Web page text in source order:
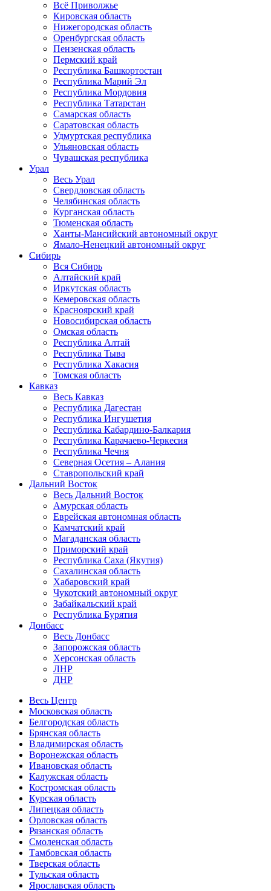
Всё Приволжье
Кировская область
Нижегородская область
Оренбургская область
Пензенская область
Пермский край
Республика Башкортостан
Республика Марий Эл
Республика Мордовия
Республика Татарстан
Самарская область
Саратовская область
Удмуртская республика
Ульяновская область
Чувашская республика
Урал
Весь Урал
Свердловская область
Челябинская область
Курганская область
Тюменская область
Ханты-Мансийский автономный округ
Ямало-Ненецкий автономный округ
Сибирь
Вся Сибирь
Алтайский край
Иркутская область
Кемеровская область
Красноярский край
Новосибирская область
Омская область
Республика Алтай
Республика Тыва
Республика Хакасия
Томская область
Кавказ
Весь Кавказ
Республика Дагестан
Республика Ингушетия
Республика Кабардино-Балкария
Республика Карачаево-Черкесия
Республика Чечня
Северная Осетия – Алания
Ставропольский край
Дальний Восток
Весь Дальний Восток
Амурская область
Еврейская автономная область
Камчатский край
Магаданская область
Приморский край
Республика Саха (Якутия)
Сахалинская область
Хабаровский край
Чукотский автономный округ
Забайкальский край
Республика Бурятия
Донбасс
Весь Донбасс
Запорожская область
Херсонская область
ЛНР
ДНР
Весь Центр
Московская область
Белгородская область
Брянская область
Владимирская область
Воронежская область
Ивановская область
Калужская область
Костромская область
Курская область
Липецкая область
Орловская область
Рязанская область
Смоленская область
Тамбовская область
Тверская область
Тульская область
Ярославская область